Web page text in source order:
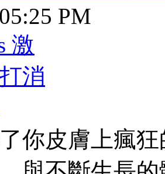
PM
你皮膚上瘋